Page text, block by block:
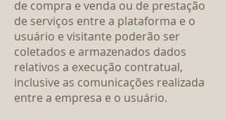
de compra e venda ou de prestação
de serviços entre a plataforma e o
usuário e visitante poderão ser
coletados e armazenados dados
relativos a execução contratual,
inclusive as comunicações realizada
entre a empresa e o usuário.